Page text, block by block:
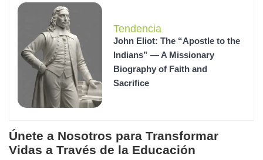
Tendencia
John Eliot: The “Apostle to the
Indians” — A Missionary
Biography of Faith and
Sacrifice
Únete a Nosotros para Transformar
Vidas a Través de la Educación